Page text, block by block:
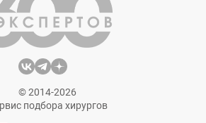
© 2014-2026
подбора хирургов